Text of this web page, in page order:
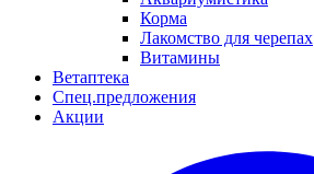
Корма
Лакомство для черепах
Витамины
Ветаптека
Спец.предложения
Акции